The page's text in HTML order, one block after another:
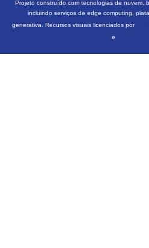
Projeto construído com tecnologias de nuvem,
incluindo serviços de edge computing,
generativa. Recursos visuais licenciados por
e